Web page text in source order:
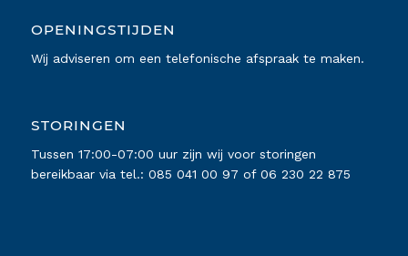
OPENINGSTIJDEN
Wij adviseren om een telefonische afspraak te maken.
STORINGEN
Tussen 17:00-07:00 uur zijn wij voor storingen
bereikbaar via tel.: 085 041 00 97 of 06 230 22 875